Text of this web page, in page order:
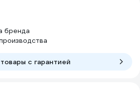
бренда
c гарантией